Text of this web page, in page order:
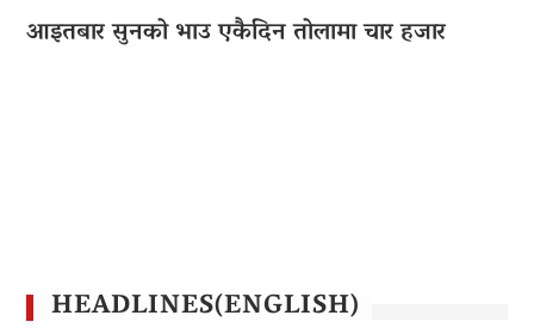
आइतबार सुनको भाउ एकैदिन तोलामा चार हजार
HEADLINES(ENGLISH)